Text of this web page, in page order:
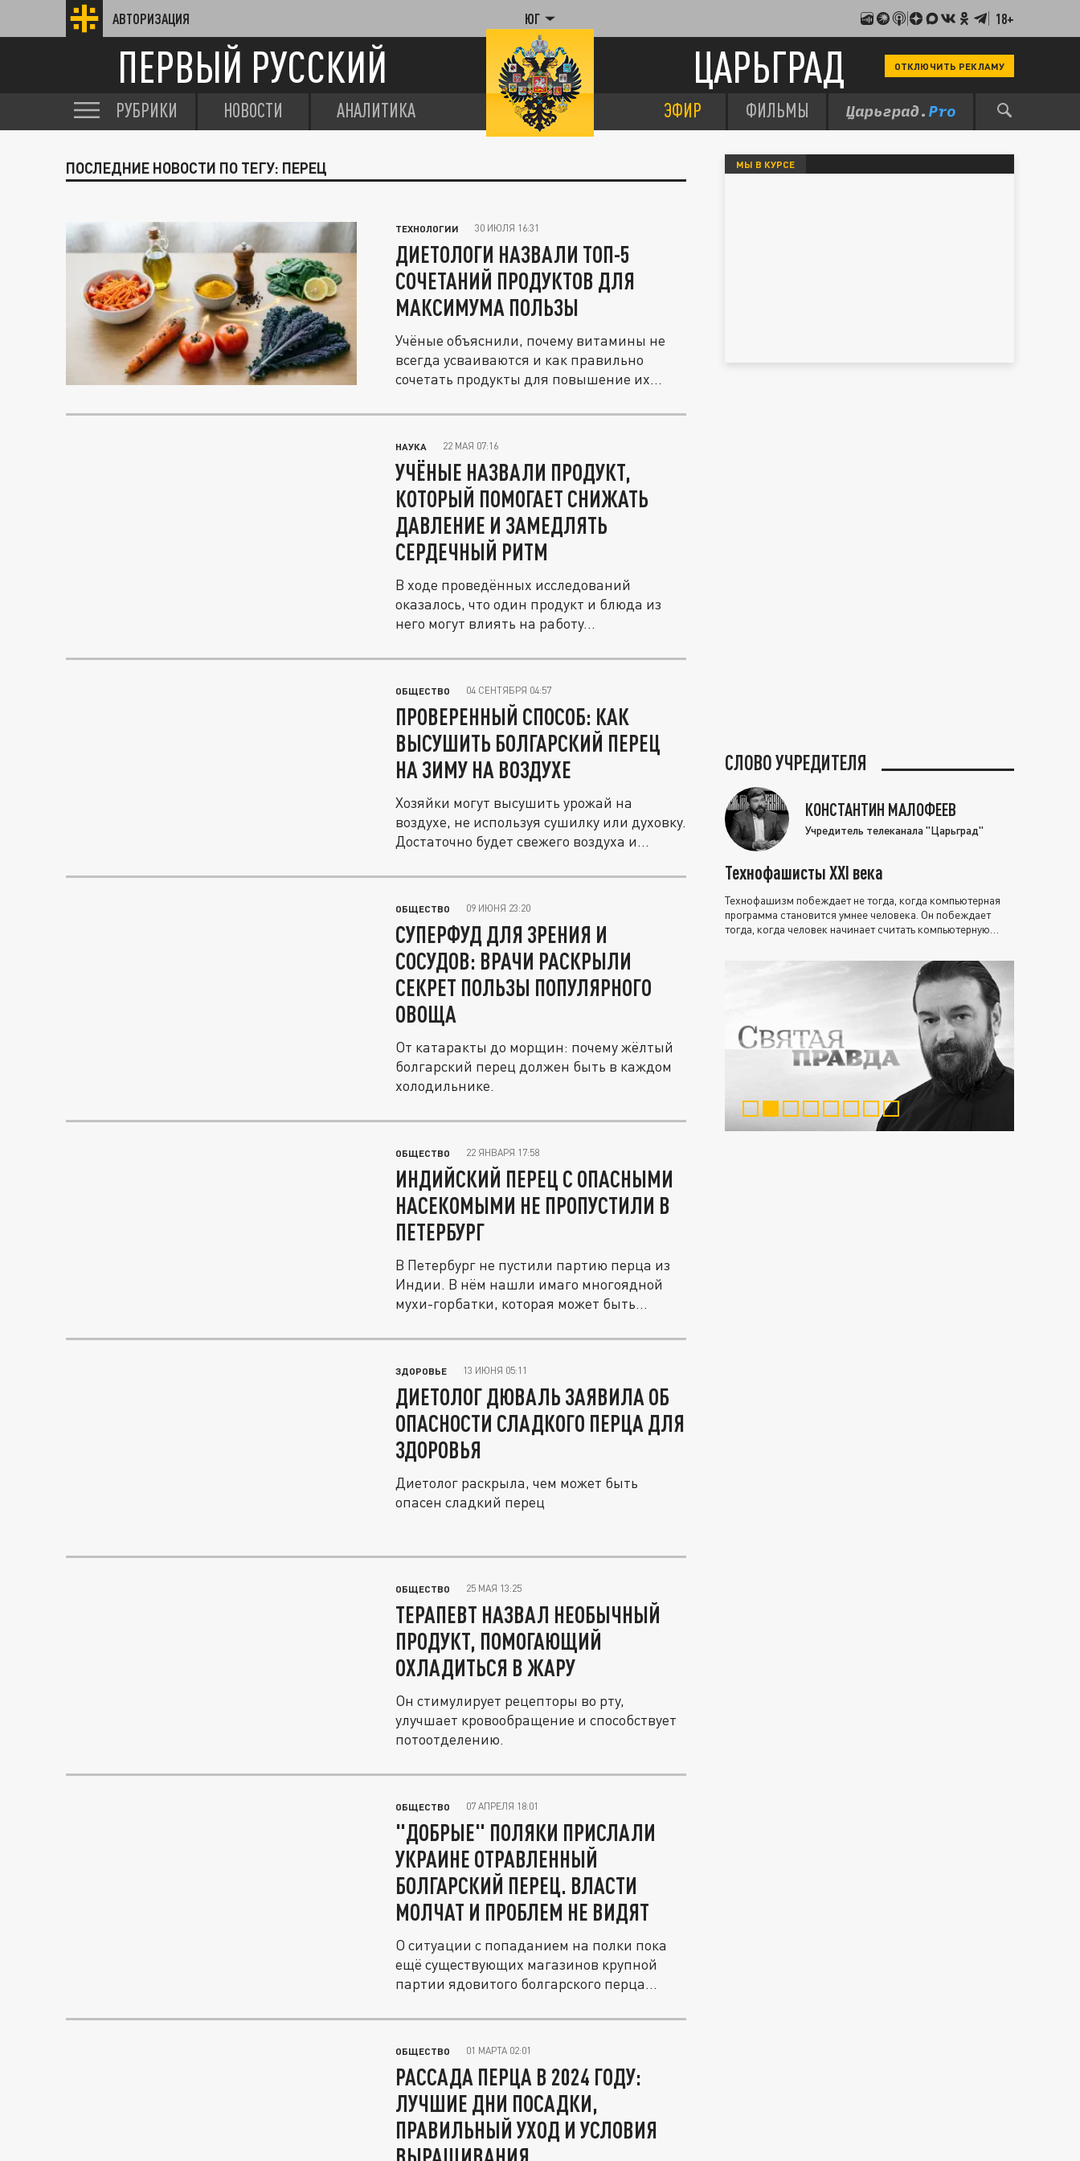
АВТОРИЗАЦИЯ ЮГ 18+
ПЕРВЫЙ РУССКИЙ ЦАРЬГРАД ОТКЛЮЧИТЬ РЕКЛАМУ
РУБРИКИ НОВОСТИ АНАЛИТИКА ЭФИР ФИЛЬМЫ
ПОСЛЕДНИЕ НОВОСТИ ПО ТЕГУ: ПЕРЕЦ
ТЕХНОЛОГИИ 30 ИЮЛЯ 16:31
ДИЕТОЛОГИ НАЗВАЛИ ТОП-5
СОЧЕТАНИЙ ПРОДУКТОВ ДЛЯ
МАКСИМУМА ПОЛЬЗЫ
Учёные объяснили, почему витамины не
всегда усваиваются и как правильно
сочетать продукты для повышение их...
НАУКА 22 МАЯ 07:16
УЧЁНЫЕ НАЗВАЛИ ПРОДУКТ,
КОТОРЫЙ ПОМОГАЕТ СНИЖАТЬ
ДАВЛЕНИЕ И ЗАМЕДЛЯТЬ
СЕРДЕЧНЫЙ РИТМ
В ходе проведённых исследований
оказалось, что один продукт и блюда из
него могут влиять на работу...
ОБЩЕСТВО 04 СЕНТЯБРЯ 04:57
ПРОВЕРЕННЫЙ СПОСОБ: КАК
ВЫСУШИТЬ БОЛГАРСКИЙ ПЕРЕЦ
НА ЗИМУ НА ВОЗДУХЕ
Хозяйки могут высушить урожай на
воздухе, не используя сушилку или духовку.
Достаточно будет свежего воздуха и...
ОБЩЕСТВО 09 ИЮНЯ 23:20
СУПЕРФУД ДЛЯ ЗРЕНИЯ И
СОСУДОВ: ВРАЧИ РАСКРЫЛИ
СЕКРЕТ ПОЛЬЗЫ ПОПУЛЯРНОГО
ОВОЩА
От катаракты до морщин: почему жёлтый
болгарский перец должен быть в каждом
холодильнике.
ОБЩЕСТВО 22 ЯНВАРЯ 17:58
ИНДИЙСКИЙ ПЕРЕЦ С ОПАСНЫМИ
НАСЕКОМЫМИ НЕ ПРОПУСТИЛИ В
ПЕТЕРБУРГ
В Петербург не пустили партию перца из
Индии. В нём нашли имаго многоядной
мухи-горбатки, которая может быть...
ЗДОРОВЬЕ 13 ИЮНЯ 05:11
ДИЕТОЛОГ ДЮВАЛЬ ЗАЯВИЛА ОБ
ОПАСНОСТИ СЛАДКОГО ПЕРЦА ДЛЯ
ЗДОРОВЬЯ
Диетолог раскрыла, чем может быть
опасен сладкий перец
ОБЩЕСТВО 25 МАЯ 13:25
ТЕРАПЕВТ НАЗВАЛ НЕОБЫЧНЫЙ
ПРОДУКТ, ПОМОГАЮЩИЙ
ОХЛАДИТЬСЯ В ЖАРУ
Он стимулирует рецепторы во рту,
улучшает кровообращение и способствует
потоотделению.
ОБЩЕСТВО 07 АПРЕЛЯ 18:01
"ДОБРЫЕ" ПОЛЯКИ ПРИСЛАЛИ
УКРАИНЕ ОТРАВЛЕННЫЙ
БОЛГАРСКИЙ ПЕРЕЦ. ВЛАСТИ
МОЛЧАТ И ПРОБЛЕМ НЕ ВИДЯТ
О ситуации с попаданием на полки пока
ещё существующих магазинов крупной
партии ядовитого болгарского перца...
ОБЩЕСТВО 01 МАРТА 02:01
РАССАДА ПЕРЦА В 2024 ГОДУ:
ЛУЧШИЕ ДНИ ПОСАДКИ,
ПРАВИЛЬНЫЙ УХОД И УСЛОВИЯ
МЫ В КУРСЕ
СЛОВО УЧРЕДИТЕЛЯ
КОНСТАНТИН МАЛОФЕЕВ
Учредитель телеканала "Царьград"
Технофашисты XXI века
Технофашизм побеждает не тогда, когда компьютерная
программа становится умнее человека. Он побеждает
тогда, когда человек начинает считать компьютерную